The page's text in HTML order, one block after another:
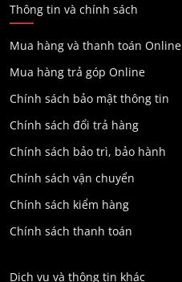
Thông tin và chính sách
Mua hàng và thanh toán Online
Mua hàng trả góp Online
Chính sách bảo mật thông tin
Chính sách đổi trả hàng
Chính sách bảo trì, bảo hành
Chính sách vận chuyển
Chính sách kiểm hàng
Chính sách thanh toán
Dịch vụ và thông tin khác